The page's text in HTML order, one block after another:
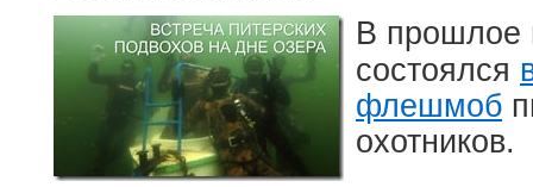
В прошлое
состоялся
флешмоб
охотников.